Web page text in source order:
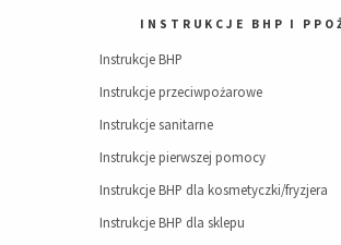
INSTRUKCJE BHP I
Instrukcje BHP
Instrukcje przeciwpożarowe
Instrukcje sanitarne
Instrukcje pierwszej pomocy
Instrukcje BHP dla kosmetyczki/fryzjera
Instrukcje BHP dla sklepu